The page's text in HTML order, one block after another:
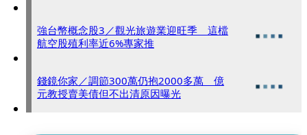
強台幣概念股3／觀光旅遊業迎旺季 這檔
航空股殖利率近6%專家推
錢鏡你家／調節300萬仍抱2000多萬 億
元教授賣美債但不出清原因曝光